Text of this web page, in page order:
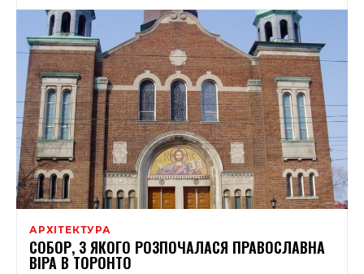
АРХІТЕКТУРА
СОБОР, З ЯКОГО РОЗПОЧАЛАСЯ ПРАВОСЛАВНА
ВІРА В ТОРОНТО